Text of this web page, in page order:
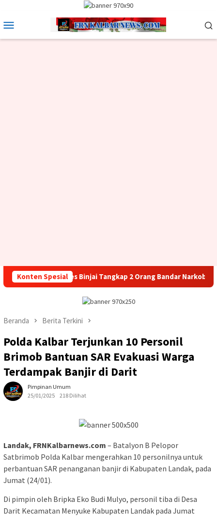
konten
Mobile
Konten Spesial
Polres Binjai Tangkap 2 Orang Bandar Narkoba Di
Beranda Berita Terkini
Polda Kalbar Terjunkan 10 Personil
Brimob Bantuan SAR Evakuasi Warga
Terdampak Banjir di Darit
Pimpinan Umum
25/01/2025
218 Dilihat
Landak, FRNKalbarnews.com – Batalyon B Pelopor
Satbrimob Polda Kalbar mengerahkan 10 personilnya untuk
perbantuan SAR penanganan banjir di Kabupaten Landak, pada
Jumat (24/01).
Di pimpin oleh Bripka Eko Budi Mulyo, personil tiba di Desa
Darit Kecamatan Menyuke Kabupaten Landak pada Jumat